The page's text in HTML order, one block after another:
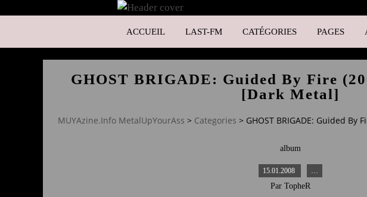
ACCUEIL LAST-FM CATÉGORIES PAGES
GHOST BRIGADE: Guided By Fire
[Dark Metal]
MUYAzine.Info MetalUpYourAss > Categories > GHOST BRIGADE: Guided By
album
15.01.2008
Par TopheR